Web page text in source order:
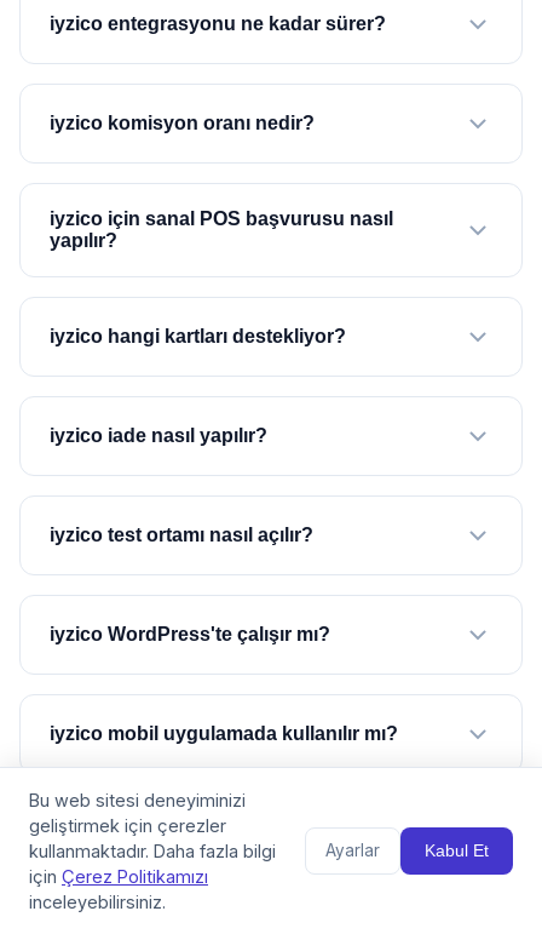
iyzico entegrasyonu ne kadar sürer?
iyzico komisyon oranı nedir?
iyzico için sanal POS başvurusu nasıl
yapılır?
iyzico hangi kartları destekliyor?
iyzico iade nasıl yapılır?
iyzico test ortamı nasıl açılır?
iyzico WordPress'te çalışır mı?
iyzico mobil uygulamada kullanılır mı?
iyzico abonelik (subscription) destekliyor
mu?
Bu web sitesi deneyiminizi
geliştirmek için çerezler
kullanmaktadır. Daha fazla bilgi
için Çerez Politikamızı
inceleyebilirsiniz.
Ayarlar Kabul Et